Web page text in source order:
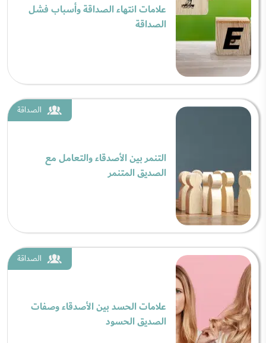
علامات انتهاء الصداقة وأسباب فشل
الصداقة
الصداقة
التنمر بين الأصدقاء والتعامل مع
الصديق المتنمر
الصداقة
علامات الحسد بين الأصدقاء وصفات
الصديق الحسود